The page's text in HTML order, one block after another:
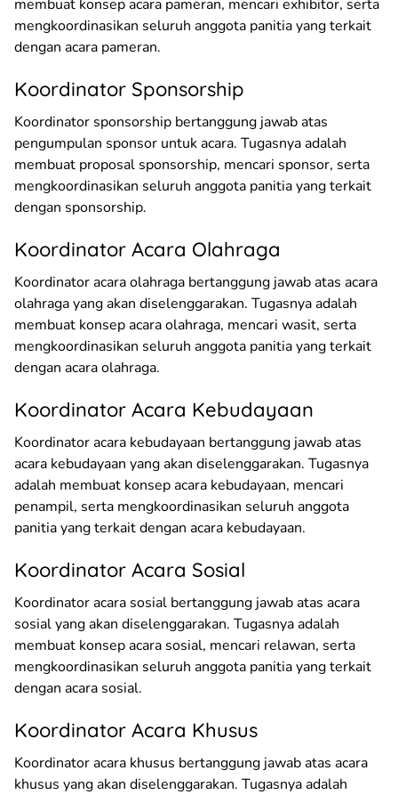
membuat konsep acara pameran, mencari exhibitor, serta
mengkoordinasikan seluruh anggota panitia yang terkait
dengan acara pameran.
Koordinator Sponsorship
Koordinator sponsorship bertanggung jawab atas
pengumpulan sponsor untuk acara. Tugasnya adalah
membuat proposal sponsorship, mencari sponsor, serta
mengkoordinasikan seluruh anggota panitia yang terkait
dengan sponsorship.
Koordinator Acara Olahraga
Koordinator acara olahraga bertanggung jawab atas acara
olahraga yang akan diselenggarakan. Tugasnya adalah
membuat konsep acara olahraga, mencari wasit, serta
mengkoordinasikan seluruh anggota panitia yang terkait
dengan acara olahraga.
Koordinator Acara Kebudayaan
Koordinator acara kebudayaan bertanggung jawab atas
acara kebudayaan yang akan diselenggarakan. Tugasnya
adalah membuat konsep acara kebudayaan, mencari
penampil, serta mengkoordinasikan seluruh anggota
panitia yang terkait dengan acara kebudayaan.
Koordinator Acara Sosial
Koordinator acara sosial bertanggung jawab atas acara
sosial yang akan diselenggarakan. Tugasnya adalah
membuat konsep acara sosial, mencari relawan, serta
mengkoordinasikan seluruh anggota panitia yang terkait
dengan acara sosial.
Koordinator Acara Khusus
Koordinator acara khusus bertanggung jawab atas acara
khusus yang akan diselenggarakan. Tugasnya adalah